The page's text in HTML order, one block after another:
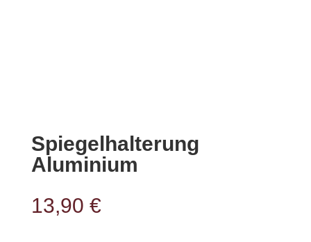
Spiegelhalterung
Aluminium
13,90 €